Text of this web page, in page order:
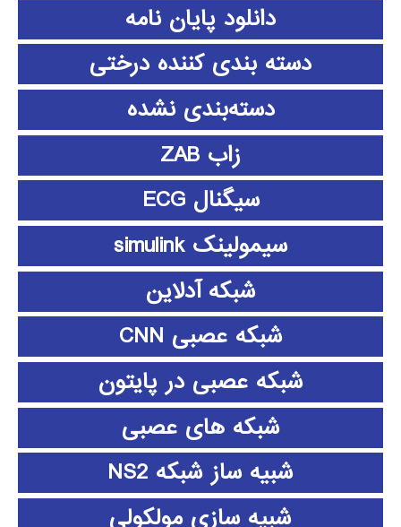
دانلود پايان نامه
دسته بندی کننده درختی
دسته‌بندی نشده
زاب ZAB
سیگنال ECG
سیمولینک simulink
شبکه آدلاین
شبکه عصبی CNN
شبکه عصبی در پایتون
شبکه های عصبی
شبیه ساز شبکه NS2
شبیه سازی مولکولی